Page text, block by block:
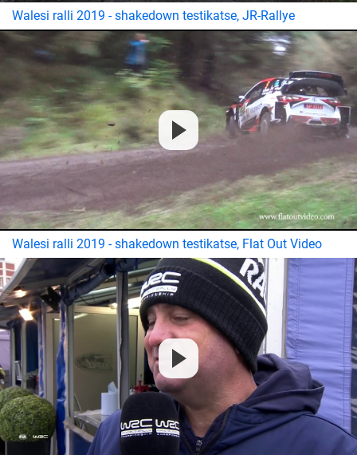
Walesi ralli 2019 - shakedown testikatse, JR-Rallye
Walesi ralli 2019 - shakedown testikatse, Flat Out Video